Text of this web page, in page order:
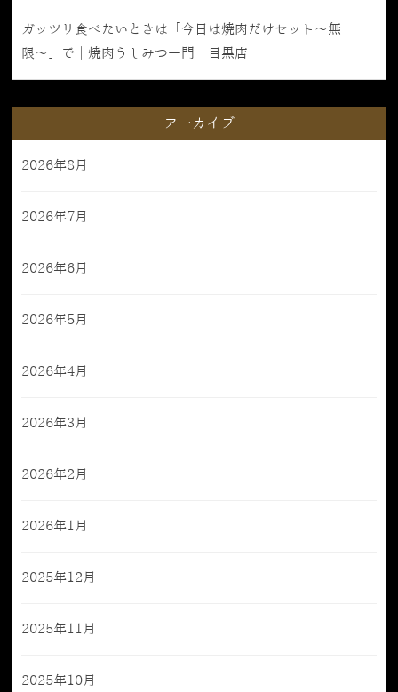
ガッツリ食べたいときは「今日は焼肉だけセット〜無
限〜」で｜焼肉うしみつ一門 目黒店
アーカイブ
2026年8月
2026年7月
2026年6月
2026年5月
2026年4月
2026年3月
2026年2月
2026年1月
2025年12月
2025年11月
2025年10月